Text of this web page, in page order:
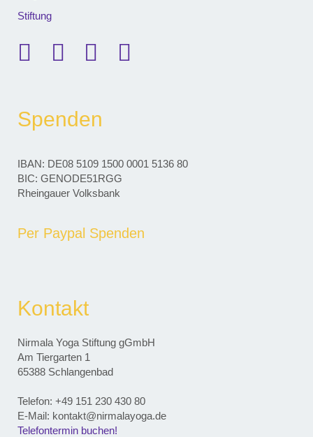
Stiftung
Spenden
IBAN: DE08 5109 1500 0001 5136 80
BIC: GENODE51RGG
Rheingauer Volksbank
Per Paypal Spenden
Kontakt
Nirmala Yoga Stiftung gGmbH
Am Tiergarten 1
65388 Schlangenbad
Telefon: ‭+49 151 230 430 80‬
E-Mail: kontakt@nirmalayoga.de
Telefontermin buchen!